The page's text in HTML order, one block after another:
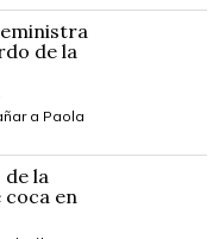
de la
a Paola
de la
en